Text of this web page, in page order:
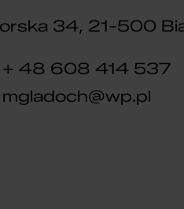
34, 21-500
+ 48 608 414 537
mgladoch@wp.pl